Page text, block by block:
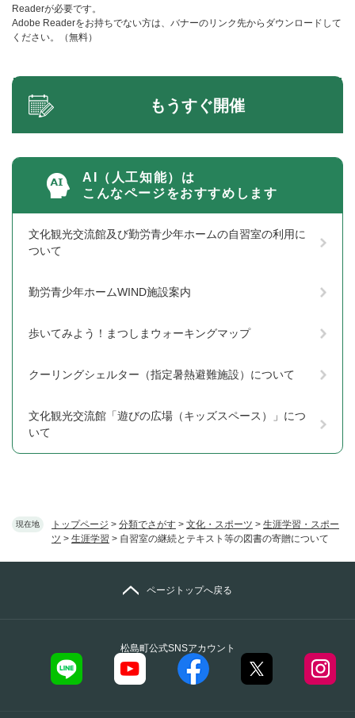
現在地 トップページ > 分類でさがす > 文化・スポーツ > 生涯学習・スポー
ツ > 生涯学習 > 自習室の継続とテキスト等の図書の寄贈について
Readerが必要です。
Adobe Readerをお持ちでない方は、バナーのリンク先からダウンロードして
ください。（無料）
もうすぐ開催
AI（人工知能）は
こんなページをおすすめします
文化観光交流館及び勤労青少年ホームの自習室の利用に
ついて
勤労青少年ホームWIND施設案内
歩いてみよう！まつしまウォーキングマップ
クーリングシェルター（指定暑熱避難施設）について
文化観光交流館「遊びの広場（キッズスペース）」につ
いて
松島町公式SNSアカウント
ページトップへ戻る